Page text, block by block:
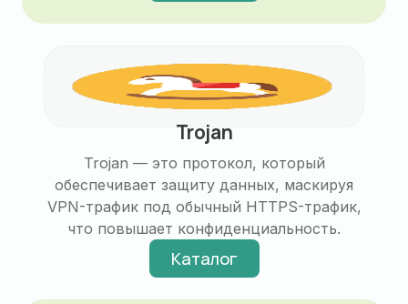
Trojan
Trojan — это протокол, который
обеспечивает защиту данных, маскируя
VPN-трафик под обычный HTTPS-трафик,
что повышает конфиденциальность.
Каталог